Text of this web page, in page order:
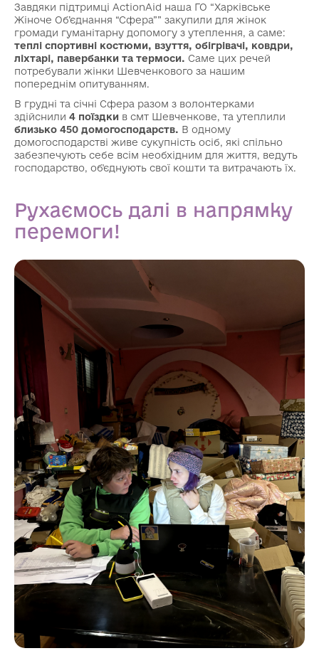
Завдяки підтримці ActionAid наша ГО “Харківське
Жіноче Об’єднання “Сфера”” закупили для жінок
громади гуманітарну допомогу з утеплення, а саме:
теплі спортивні костюми, взуття, обігрівачі, ковдри,
ліхтарі, павербанки та термоси. Саме цих речей
потребували жінки Шевченкового за нашим
попереднім опитуванням.
В грудні та січні Сфера разом з волонтерками
здійснили 4 поїздки в смт Шевченкове, та утеплили
близько 450 домогосподарств. В одному
домогосподарстві живе сукупність осіб, які спільно
забезпечують себе всім необхідним для життя, ведуть
господарство, об'єднують свої кошти та витрачають їх.
Рухаємось далі в напрямку
перемоги!